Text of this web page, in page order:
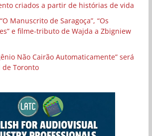
criados a partir de histórias de vida
Manuscrito de Saragoça”, “Os
e filme-tributo de Wajda a Zbigniew
Não Cairão Automaticamente” será
de Toronto